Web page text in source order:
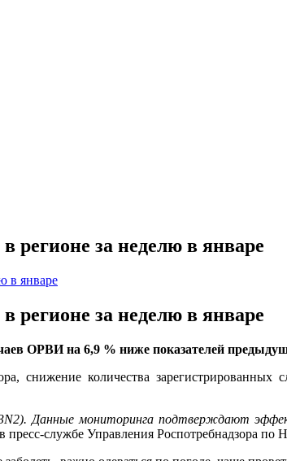
регионе за неделю в январе
регионе за неделю в январе
ОРВИ на 6,9 % ниже показателей
снижение количества
Данные мониторинга подтверждают
пресс-службе Управления Роспотребнадзора по